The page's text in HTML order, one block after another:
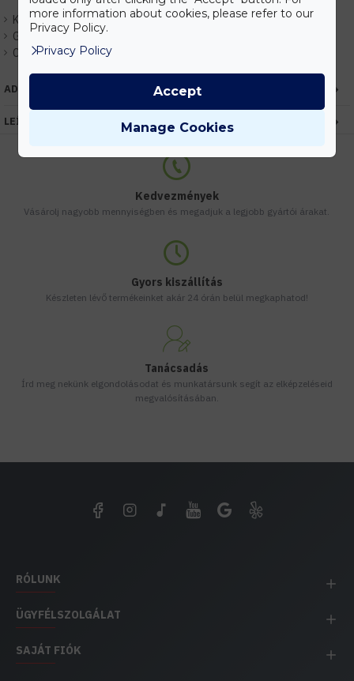
Készlet: Raktáron
Gyártó: Elmark
Cikkszám:EHEM99LED681
ADATOK
LEÍRÁS
Kedvezmények
Vásárolj nagyobb mennyiségben és megadjuk a legjobb gyártói árakat.
Gyors kiszállítás
Készleten lévő termékeinket akár 24 órán belül megkaphatod!
Tanácsadás
Írd meg nekünk elgondolásodat és munkatársunk segít az elképzeléseid
megvalósításában.
RÓLUNK
ÜGYFÉLSZOLGÁLAT
SAJÁT FIÓK
more information about cookies, please refer to our
Privacy Policy.
Privacy Policy
Manage Cookies
Accept